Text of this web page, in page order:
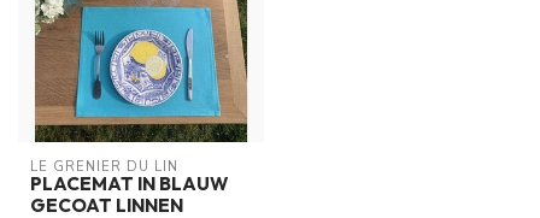
LE GRENIER DU LIN
PLACEMAT IN BLAUW
GECOAT LINNEN